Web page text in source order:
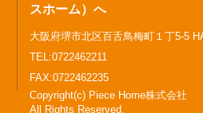
スホーム）へ
大阪府堺市北区百舌鳥梅町１丁5-5
TEL:0722462211
FAX:0722462235
Copyright(c) Piece Home株式会社
All Rights Reserved.